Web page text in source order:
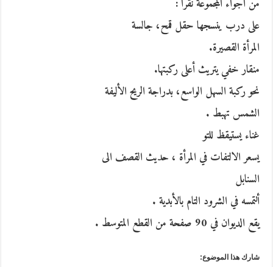
على درب ينسجها حقل قمح، جالسة
المرأة القصيرة.
منقار خفي يتريث أعلى ركبتها.
نحو ركبة السهل الواسع، بدراجة الريح الأليفة
الشمس تهبط .
غناء يستيقظ للتو
يسعر الالتفات في المرأة ، حديث القصف الى
السنابل
ألتمسه في الشرود التام بالأبدية .
يقع الديوان في 90 صفحة من القطع المتوسط .
شارك هذا الموضوع: